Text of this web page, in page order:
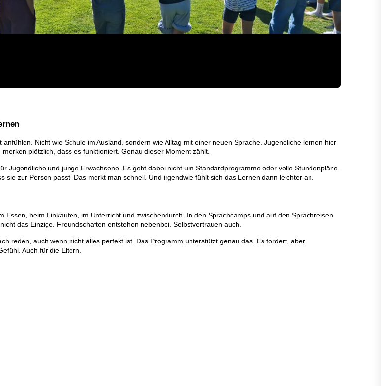
Nicht wie Schule im Ausland, sondern wie Alltag mit einer neuen Sprache. Jugendliche lernen hier
plötzlich, dass es funktioniert. Genau dieser Moment zählt.
Jugendliche und junge Erwachsene. Es geht dabei nicht um Standardprogramme oder volle Stundenpläne.
zur Person passt. Das merkt man schnell. Und irgendwie fühlt sich das Lernen dann leichter an.
beim Einkaufen, im Unterricht und zwischendurch. In den Sprachcamps und auf den Sprachreisen
das Einzige. Freundschaften entstehen nebenbei. Selbstvertrauen auch.
reden, auch wenn nicht alles perfekt ist. Das Programm unterstützt genau das. Es fordert, aber
Auch für die Eltern.